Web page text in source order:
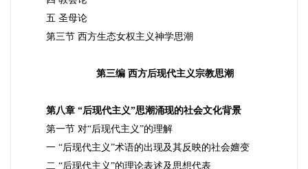
五 圣母论
第三节 西方生态女权主义神学思潮
第三编 西方后现代主义宗教思潮
第八章 “后现代主义”思潮涌现的社会文化背景
第一节 对“后现代主义”的理解
一 “后现代主义”术语的出现及其反映的社会嬗变
二 “后现代主义”的理论表述及思想代表